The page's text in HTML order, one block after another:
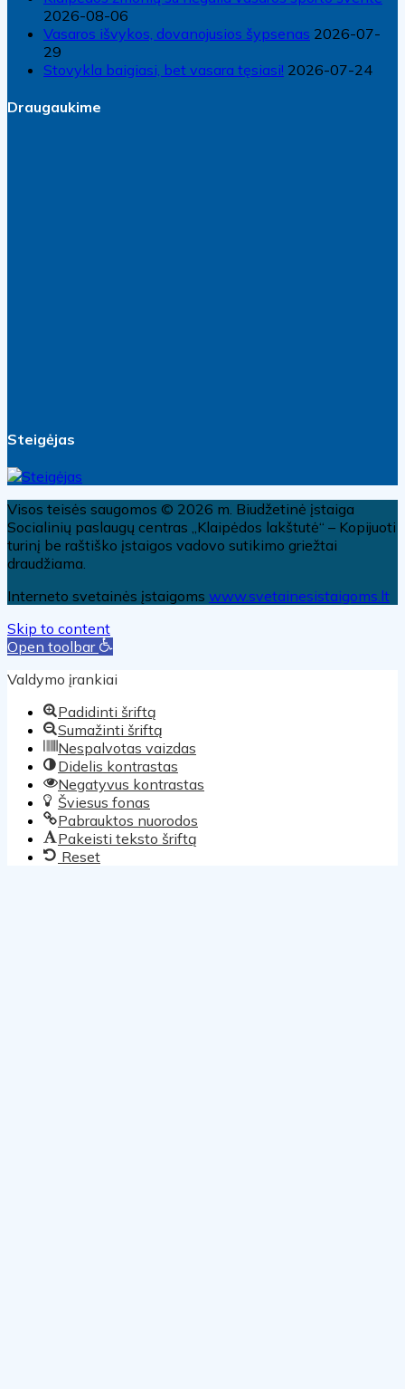
2026-08-06
Vasaros išvykos, dovanojusios šypsenas 2026-07-
29
Stovykla baigiasi, bet vasara tęsiasi! 2026-07-24
Draugaukime
Steigėjas
Visos teisės saugomos © 2026 m. Biudžetinė įstaiga
Socialinių paslaugų centras „Klaipėdos lakštutė“ – Kopijuoti
turinį be raštiško įstaigos vadovo sutikimo griežtai
draudžiama.
Interneto svetainės įstaigoms www.svetainesistaigoms.lt
Skip to content
Open toolbar
Valdymo įrankiai
Padidinti šriftą
Sumažinti šriftą
Nespalvotas vaizdas
Didelis kontrastas
Negatyvus kontrastas
Šviesus fonas
Pabrauktos nuorodos
Pakeisti teksto šriftą
Reset